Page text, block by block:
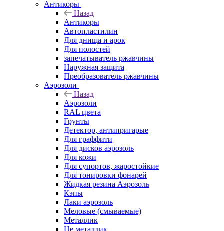
Антикоры
Назад
Антикоры
Автопластилин
Для днища и арок
Для полостей
запечатыватель ржавчины
Наружная защита
Преобразователь ржавчины
Аэрозоли
Назад
Аэрозоли
RAL цвета
Грунты
Детектор, антипригарые
Для граффити
Для дисков аэрозоль
Для кожи
Для супортов, жаростойкие
Для тонировки фонарей
Жидкая резина Аэрозоль
Кэпы
Лаки аэрозоль
Меловые (смываемые)
Металлик
Не металлик